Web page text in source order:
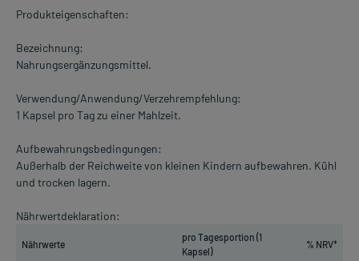
Produkteigenschaften:
Bezeichnung:
Nahrungsergänzungsmittel.
Verwendung/Anwendung/Verzehrempfehlung:
1 Kapsel pro Tag zu einer Mahlzeit.
Aufbewahrungsbedingungen:
Außerhalb der Reichweite von kleinen Kindern aufbewahren. Kühl
und trocken lagern.
Nährwertdeklaration:
Nährwerte
pro Tagesportion (1
Kapsel)
% NRV*